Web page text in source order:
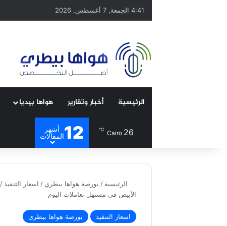
4:41 الجمعة, 7 أغسطس, 2026
الرئيسية أخبار وتقارير هواها بيديا
Cairo 26
℃
12
أشهر
المقالات
الرئيسية / بورصة هواها بيطري / اسعار التنفيذ /
الأبيض في مستهل تعاملات اليوم
اسعار التنفيذ بورصة هواها بيطري